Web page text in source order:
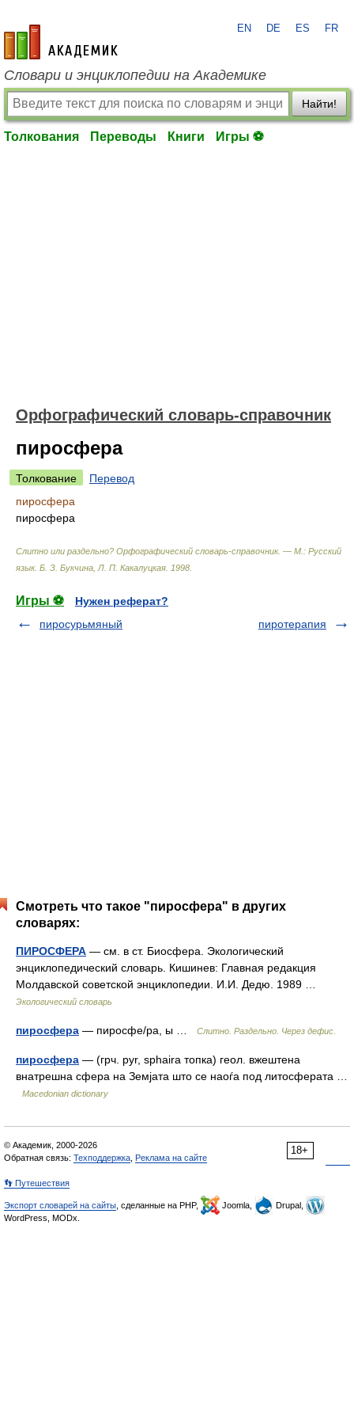
academic.ru
EN DE ES FR
Словари и энциклопедии на Академике
Найти!
Толкования Переводы Книги Игры ⚽
Орфографический словарь-справочник
пиросфера
Толкование
Перевод
пиросфера
пиросфера
Слитно или раздельно? Орфографический словарь-справочник. — М.: Русский
язык. Б. З. Букчина, Л. П. Какалуцкая 1998
Игры ⚽
Нужен реферат?
пиросурьмяный
пиротерапия
Смотреть что такое "пиросфера" в других
словарях:
ПИРОСФЕРА — см. в ст. Биосфера. Экологический
энциклопедический словарь. Кишинев: Главная редакция
Молдавской советской энциклопедии. И.И. Дедю. 1989 …
Экологический словарь
пиросфера — пиросфе/ра, ы … Слитно. Раздельно. Через дефис.
пиросфера — (грч. pyr, sphaira топка) геол. вжештена
внатрешна сфера на Земјата што се наоѓа под литосферата …
Macedonian dictionary
18+
© Академик, 2000-2026
Обратная связь: Техподдержка Реклама на сайте
👣 Путешествия
Экспорт словарей на сайты , сделанные на PHP, Joomla,
Drupal,
WordPress, MODx.